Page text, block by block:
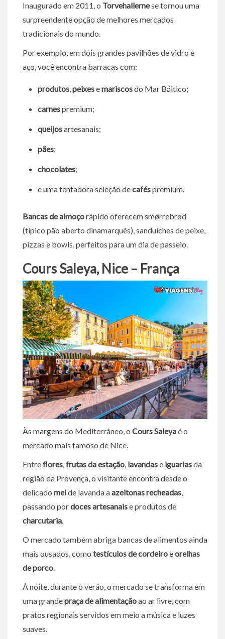
Inaugurado em 2011, o Torvehallernese tornou uma
surpreendente opção de melhores mercados
tradicionais do mundo.
Por exemplo, em dois grandes pavilhões de vidro e
aço, você encontra barracas com:
produtos,peixesemariscosdo Mar Báltico;
carnespremium;
queijosartesanais;
pães;
chocolates;
e uma tentadora seleção decaféspremium.
Bancas de almoçorápido oferecem smørrebrød
(típico pão aberto dinamarquês), sanduíches de peixe,
pizzas e bowls, perfeitos para um dia de passeio.
Cours Saleya, Nice – França
Às margens do Mediterrâneo, o Cours Saleyaé o
mercado mais famoso de Nice.
Entreflores,frutas da estação, lavandase iguariasda
região da Provença, o visitante encontra desde o
delicado melde lavanda aazeitonas recheadas,
passando pordoces artesanaise produtos de
charcutaria.
O mercado também abriga bancas de alimentos ainda
mais ousados, como testículos de cordeiroeorelhas
de porco.
À noite, durante o verão, o mercado se transforma em
uma grandepraça de alimentaçãoao ar livre, com
pratos regionais servidos em meio a música e luzes
suaves.